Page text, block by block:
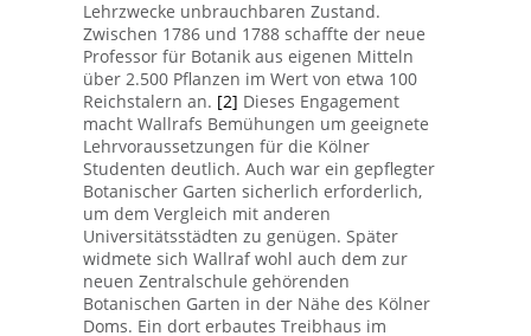
Lehrzwecke unbrauchbaren Zustand.
Zwischen 1786 und 1788 schaffte der neue
Professor für Botanik aus eigenen Mitteln
über 2.500 Pflanzen im Wert von etwa 100
Reichstalern an. [2] Dieses Engagement
macht Wallrafs Bemühungen um geeignete
Lehrvoraussetzungen für die Kölner
Studenten deutlich. Auch war ein gepflegter
Botanischer Garten sicherlich erforderlich,
um dem Vergleich mit anderen
Universitätsstädten zu genügen. Später
widmete sich Wallraf wohl auch dem zur
neuen Zentralschule gehörenden
Botanischen Garten in der Nähe des Kölner
Doms. Ein dort erbautes Treibhaus im